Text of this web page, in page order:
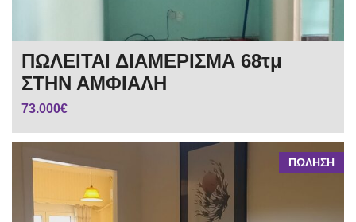
ΠΩΛΕΙΤΑΙ ΔΙΑΜΕΡΙΣΜΑ 68τμ
ΣΤΗΝ ΑΜΦΙΑΛΗ
73.000€
ΠΩΛΗΣΗ